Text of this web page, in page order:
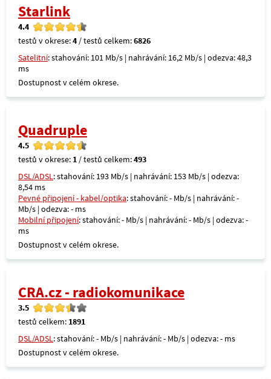
Starlink
4.4
testů v okrese:4 / testů celkem:6826
Satelitní: stahování: 101 Mb/s | nahrávání: 16,2 Mb/s | odezva: 48,3
ms
Dostupnost v celém okrese.
Quadruple
4.5
testů v okrese: 1 / testů celkem:493
DSL/ADSL: stahování: 193 Mb/s | nahrávání: 153 Mb/s | odezva:
8,54 ms
Pevné připojení - kabel/optika: stahování: - Mb/s | nahrávání: -
Mb/s | odezva: - ms
Mobilní připojení: stahování: - Mb/s | nahrávání: - Mb/s | odezva: -
ms
Dostupnost v celém okrese.
CRA.cz - radiokomunikace
3.5
testů celkem: 1891
DSL/ADSL: stahování: - Mb/s | nahrávání: - Mb/s | odezva: - ms
Dostupnost v celém okrese.